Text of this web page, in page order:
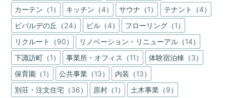
カーテン（1）
キッチン（4） サウナ（1）
テナント（4）
ビバルデの丘（24）
ビル（4）
フローリング（1）
リクルート（90）
リノベーション・リニューアル（14）
下諏訪町（1）
事業所・オフィス（11）
体験宿泊棟（3）
保育園（1）
公共事業（13）
内装（13）
別荘・注文住宅（36）
原村（1）
土木事業（9）